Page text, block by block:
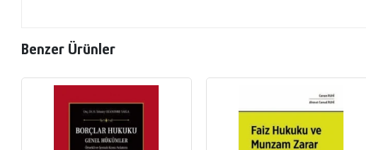
Benzer Ürünler